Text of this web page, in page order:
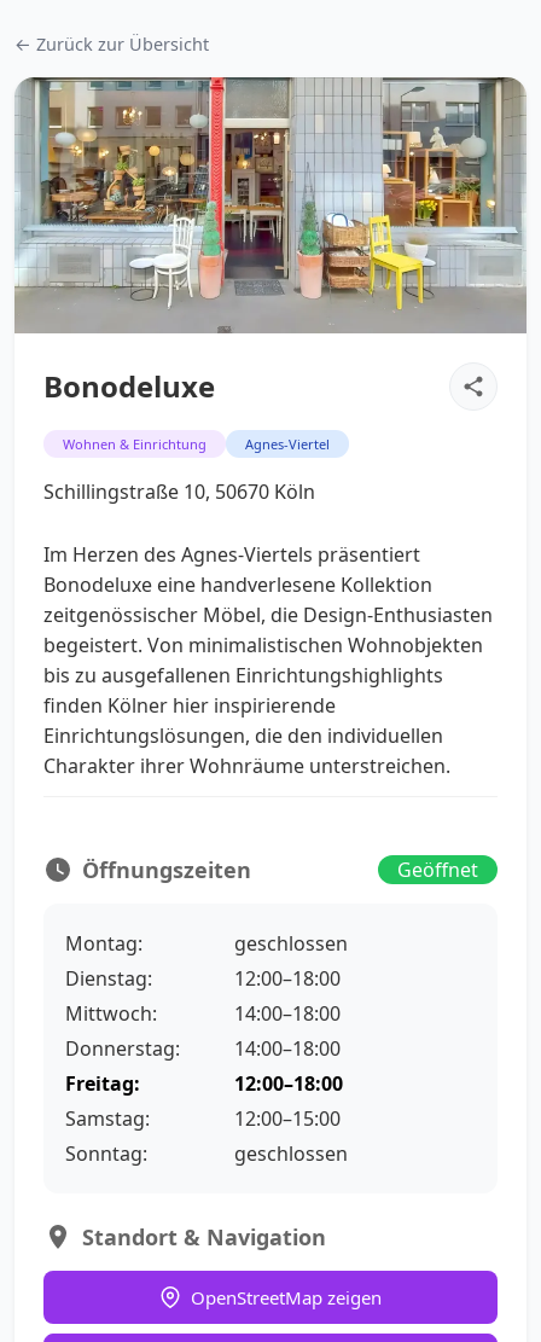
← Zurück zur Übersicht
Bonodeluxe
Wohnen & Einrichtung Agnes-Viertel
Schillingstraße 10, 50670 Köln
Im Herzen des Agnes-Viertels präsentiert
Bonodeluxe eine handverlesene Kollektion
zeitgenössischer Möbel, die Design-Enthusiasten
begeistert. Von minimalistischen Wohnobjekten
bis zu ausgefallenen Einrichtungshighlights
finden Kölner hier inspirierende
Einrichtungslösungen, die den individuellen
Charakter ihrer Wohnräume unterstreichen.
Öffnungszeiten Geöffnet
Montag:
geschlossen
Dienstag:
12:00–18:00
Mittwoch:
14:00–18:00
Donnerstag:
14:00–18:00
Freitag:
12:00–18:00
Samstag:
12:00–15:00
Sonntag:
geschlossen
Standort & Navigation
OpenStreetMap zeigen